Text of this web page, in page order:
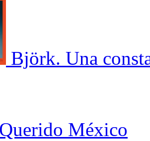
Björk. Una
Querido México